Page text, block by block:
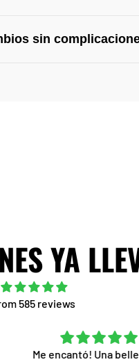
sin
YA
585 reviews
Una belleza de